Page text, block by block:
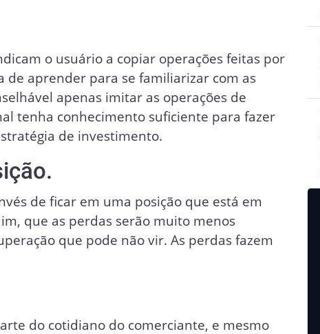
o usuário a copiar operações feitas por
de aprender para se familiarizar com as
apenas imitar as operações de
tenha conhecimento suficiente para fazer
de investimento.
de ficar em uma posição que está em
que as perdas serão muito menos
que pode não vir. As perdas fazem
do cotidiano do comerciante, e mesmo